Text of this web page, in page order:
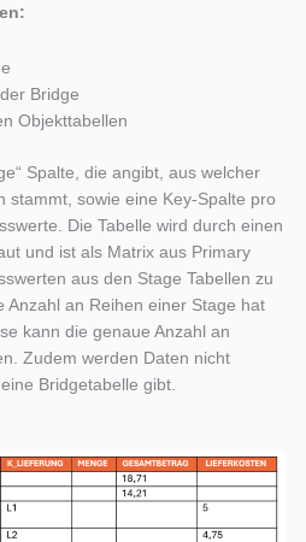
Bridge
Objekttabellen
Spalte, die angibt, aus welcher
stammt, sowie eine Key-Spalte pro
Die Tabelle wird durch einen
und ist als Matrix aus Primary
aus den Stage Tabellen zu
Anzahl an Reihen einer Stage hat
kann die genaue Anzahl an
Zudem werden Daten nicht
Bridgetabelle gibt.